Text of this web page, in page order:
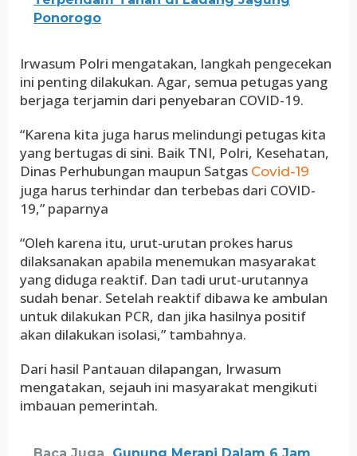
Ponorogo
Irwasum Polri mengatakan, langkah pengecekan
ini penting dilakukan. Agar, semua petugas yang
berjaga terjamin dari penyebaran COVID-19.
“Karena kita juga harus melindungi petugas kita
yang bertugas di sini. Baik TNI, Polri, Kesehatan,
Dinas Perhubungan maupun Satgas Covid-19
juga harus terhindar dan terbebas dari COVID-
19,” paparnya
“Oleh karena itu, urut-urutan prokes harus
dilaksanakan apabila menemukan masyarakat
yang diduga reaktif. Dan tadi urut-urutannya
sudah benar. Setelah reaktif dibawa ke ambulan
untuk dilakukan PCR, dan jika hasilnya positif
akan dilakukan isolasi,” tambahnya.
Dari hasil Pantauan dilapangan, Irwasum
mengatakan, sejauh ini masyarakat mengikuti
imbauan pemerintah.